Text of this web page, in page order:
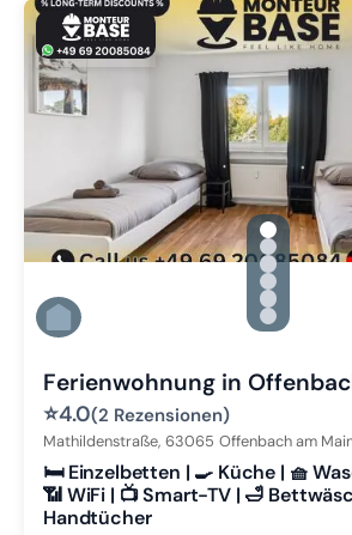
Zu Slide 1
Zu Slide
Zu Slide 3
Zu Slide 4
Zu Slide 5
Zu Slide 6
Ferienwohnung in
⭐4.0(2 Rezensionen)
Mathildenstraße, 63065 Offenbach am
🛏️ Einzelbetten | 🍳 Küche | 🧺
📶 WiFi | 📺 Smart-TV | 🛁
Handtücher